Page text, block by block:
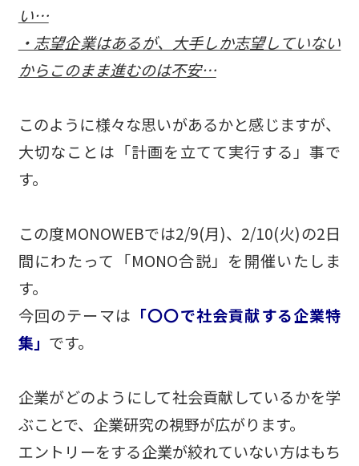
い…
・志望企業はあるが、大手しか志望していない
からこのまま進むのは不安…
このように様々な思いがあるかと感じますが、
大切なことは「計画を立てて実行する」事で
す。
この度MONOWEBでは2/9(月)、2/10(火)の2日
間にわたって「MONO合説」を開催いたしま
す。
今回のテーマは 「〇〇で社会貢献する企業特
集」 です。
企業がどのようにして社会貢献しているかを学
ぶことで、企業研究の視野が広がります。
エントリーをする企業が絞れていない方はもち